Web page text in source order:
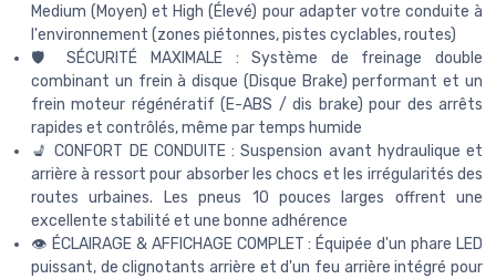
Medium (Moyen) et High (Élevé) pour adapter votre conduite à
l'environnement (zones piétonnes, pistes cyclables, routes)
🛡️ SÉCURITÉ MAXIMALE : Système de freinage double
combinant un frein à disque (Disque Brake) performant et un
frein moteur régénératif (E-ABS / dis brake) pour des arrêts
rapides et contrôlés, même par temps humide
💺 CONFORT DE CONDUITE : Suspension avant hydraulique et
arrière à ressort pour absorber les chocs et les irrégularités des
routes urbaines. Les pneus 10 pouces larges offrent une
excellente stabilité et une bonne adhérence
👁️ ÉCLAIRAGE & AFFICHAGE COMPLET : Équipée d'un phare LED
puissant, de clignotants arrière et d'un feu arrière intégré pour